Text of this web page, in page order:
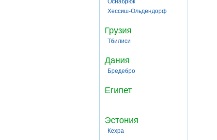
Оснабрюк
Хессиш-Ольдендорф
Грузия
Тбилиси
Дания
Бредебро
Египет
Эстония
Кехра